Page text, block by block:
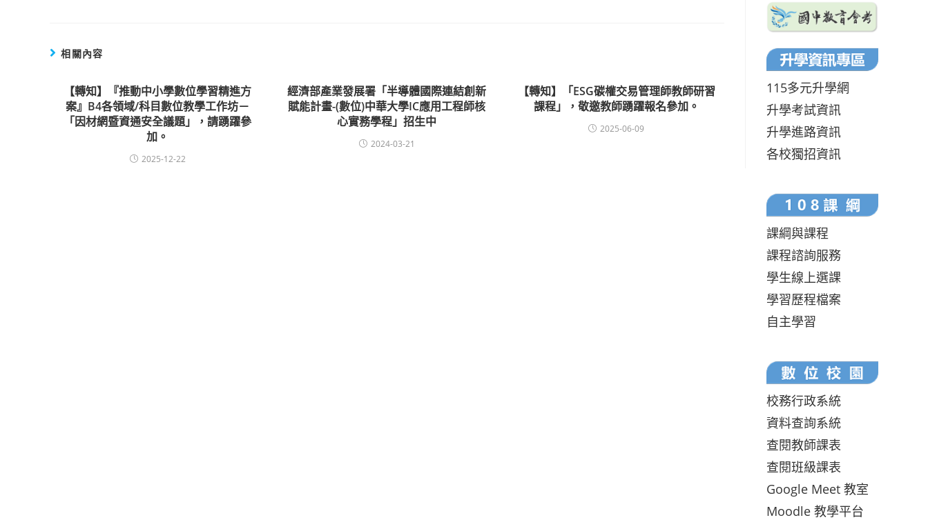
相關內容
【轉知】『推動中小學數位學習精進方
案』B4各領域/科目數位教學工作坊－
「因材網暨資通安全議題」，請踴躍參
加。
2025-12-22
經濟部產業發展署「半導體國際連結創新
賦能計畫-(數位)中華大學IC應用工程師核
心實務學程」招生中
2024-03-21
【轉知】「ESG碳權交易管理師教師研習
課程」，敬邀教師踴躍報名參加。
2025-06-09
115多元升學網
升學考試資訊
升學進路資訊
各校獨招資訊
課綱與課程
課程諮詢服務
學生線上選課
學習歷程檔案
自主學習
校務行政系統
資料查詢系統
查閱教師課表
查閱班級課表
Google Meet 教室
Moodle 教學平台